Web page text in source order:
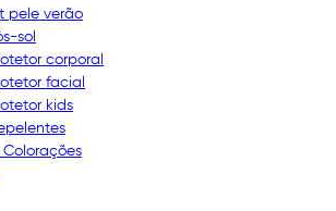
pele verão
sol
corporal
facial
kids